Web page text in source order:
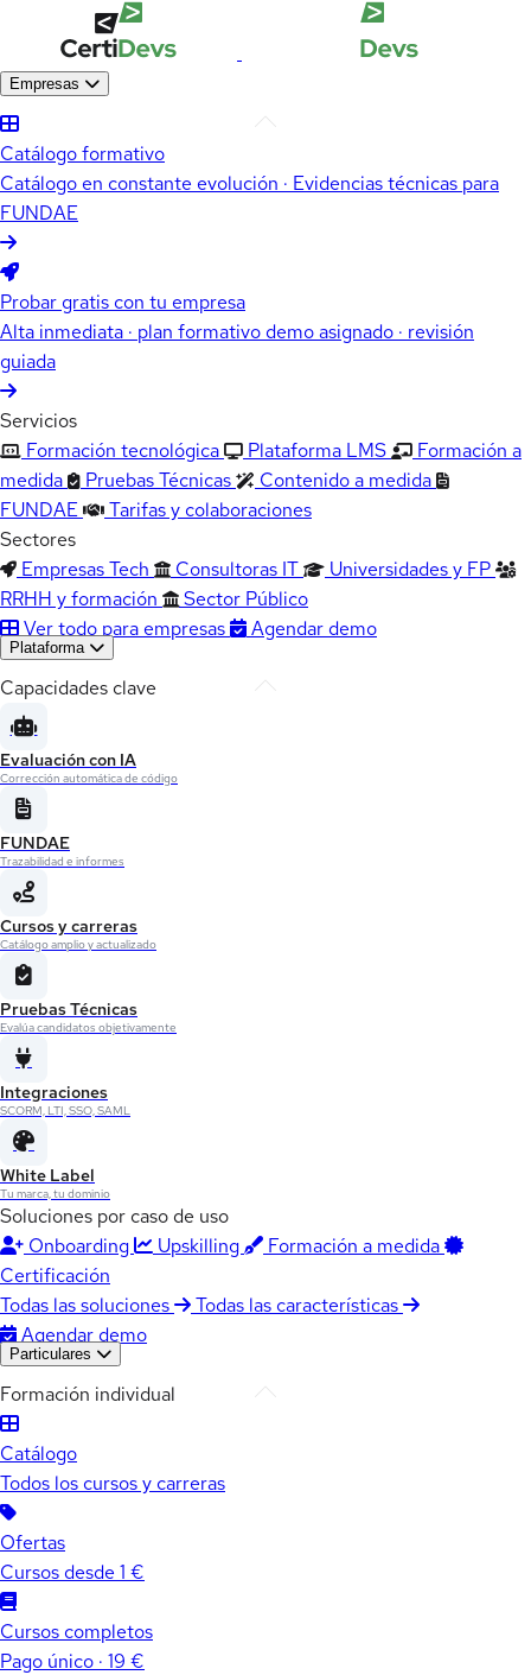
Empresas
Catálogo formativo
Catálogo en constante evolución · Evidencias técnicas para
FUNDAE
Probar gratis con tu empresa
Alta inmediata · plan formativo demo asignado · revisión
guiada
Servicios
Formación tecnológica
Plataforma LMS
Formación a
medida
Pruebas Técnicas
Contenido a medida
FUNDAE
Tarifas y colaboraciones
Sectores
Empresas Tech
Consultoras IT
Universidades y FP
RRHH y formación
Sector Público
Ver todo para empresas
Agendar demo
Plataforma
Capacidades clave
Evaluación con IA
Corrección automática de código
FUNDAE
Trazabilidad e informes
Cursos y carreras
Catálogo amplio y actualizado
Pruebas Técnicas
Evalúa candidatos objetivamente
Integraciones
SCORM, LTI, SSO, SAML
White Label
Tu marca, tu dominio
Soluciones por caso de uso
Onboarding
Upskilling
Formación a medida
Certificación
Todas las soluciones
Todas las características
Agendar demo
Particulares
Formación individual
Catálogo
Todos los cursos y carreras
Ofertas
Cursos desde 1 €
Cursos completos
Pago único · 19 €